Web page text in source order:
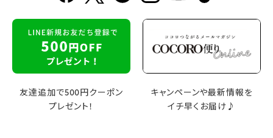
友達追加で500円クーポン
プレゼント！
キャンペーンや最新情報を
イチ早くお届け♪